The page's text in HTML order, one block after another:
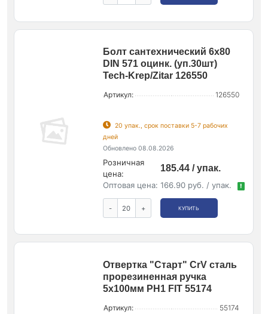
Болт сантехнический 6х80
DIN 571 оцинк. (уп.30шт)
Tech-Krep/Zitar 126550
Артикул: 126550
20 упак., срок поставки 5-7 рабочих
дней
Обновлено 08.08.2026
Розничная
цена:
185.44 / упак.
Оптовая цена: 166.90 руб. / упак. !
- + КУПИТЬ
Отвертка "Старт" CrV сталь
прорезиненная ручка
5х100мм РН1 FIT 55174
Артикул:
55174